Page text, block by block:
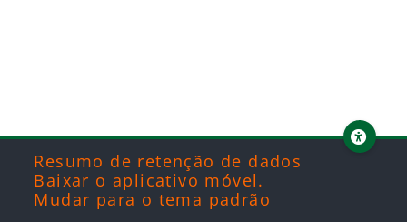
Resumo de retenção de dados
Baixar o aplicativo móvel.
Mudar para o tema padrão